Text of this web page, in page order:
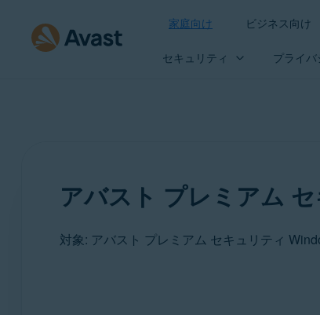
家庭向け ビジネス向け
セキュリティ プライバ
アバスト プレミアム
対象: アバスト プレミアム セキュリティ